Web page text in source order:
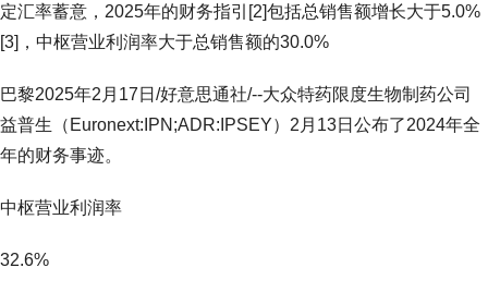
定汇率蓄意，2025年的财务指引[2]包括总销售额增长大于5.0%
[3]，中枢营业利润率大于总销售额的30.0%
巴黎2025年2月17日/好意思通社/--大众特药限度生物制药公司
益普生（Euronext:IPN;ADR:IPSEY）2月13日公布了2024年全
年的财务事迹。
中枢营业利润率
32.6%